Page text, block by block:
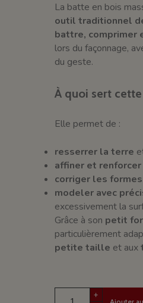
La batte en bois
outil traditionnel
battre, comprimer
lors du façonnage,
du geste.
À quoi sert
Elle permet de :
resserrer la terre
affiner et
corriger les
modeler avec
excessivement la
Grâce à son petit
particulièrement
petite taille et aux
+